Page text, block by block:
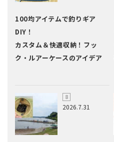
100均アイテムで釣りギア
DIY！
カスタム＆快適収納！フッ
ク・ルアーケースのアイデア
2026.7.31